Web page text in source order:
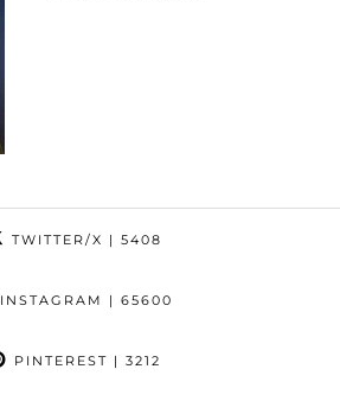
TWITTER/X | 5408
INSTAGRAM | 65600
PINTEREST | 3212